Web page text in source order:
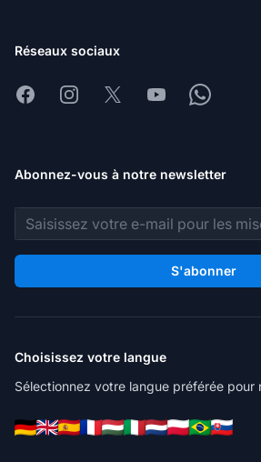
Réseaux sociaux
FacebookInstagram
X YoutubeWhatsapp
Abonnez-vous à notre newsletter
Adresse e-mail
S'abonner
Choisissez votre langue
Sélectionnez votre langue préférée pour